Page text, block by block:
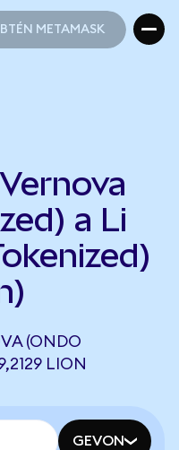
METAMASK
a Li
(ONDO
LION
GEVON